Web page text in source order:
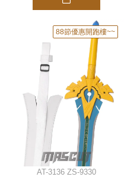
88節優惠開跑樓~~
AT-3136 ZS-9330